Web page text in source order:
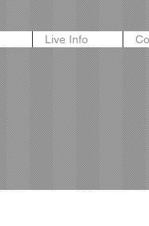
Live Info